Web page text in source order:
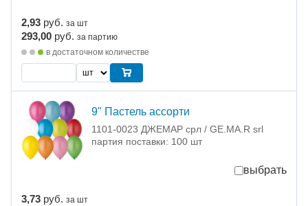
2,93 руб. за шт
293,00 руб. за партию
в достаточном количестве
9" Пастель ассорти
1101-0023 ДЖЕМАР срл / GE.MA.R srl
партия поставки: 100 шт
выбрать
3,73 руб. за шт